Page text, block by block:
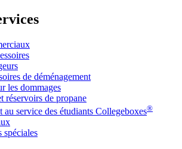
de déménagement
les dommages
réservoirs de propane
au service des étudiants Collegeboxes®
spéciales